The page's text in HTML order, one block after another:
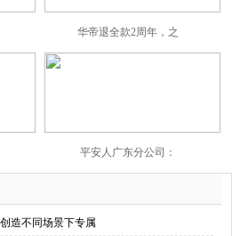
华帝退全款2周年，之
平安人广东分公司：
造不同场景下专属